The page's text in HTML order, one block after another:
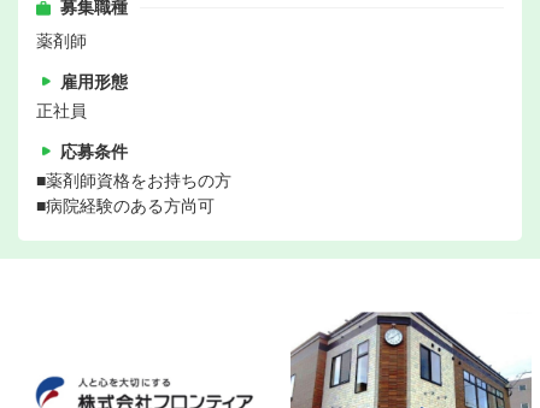
募集職種
薬剤師
雇用形態
正社員
応募条件
■薬剤師資格をお持ちの方
■病院経験のある方尚可